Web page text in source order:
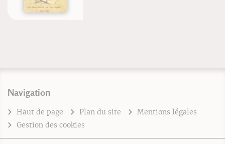
Navigation
Haut de page Plan du site
Mentions légales
Gestion des cookies